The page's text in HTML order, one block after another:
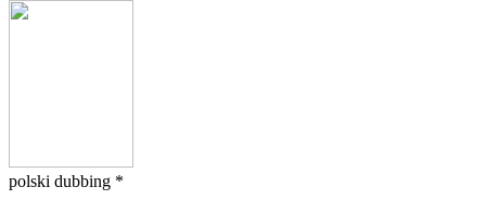
polski dubbing *